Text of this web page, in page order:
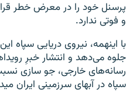
پرسنل خود را در معرض خطر
و فوتی ندارد.
با اینهمه، نیروی دریایی سپاه
جلوه می‌دهد و انتشار خبرِ
رسانه‌های خارجی، جو سازی
سپاه در آبهای سرزمینی ایران